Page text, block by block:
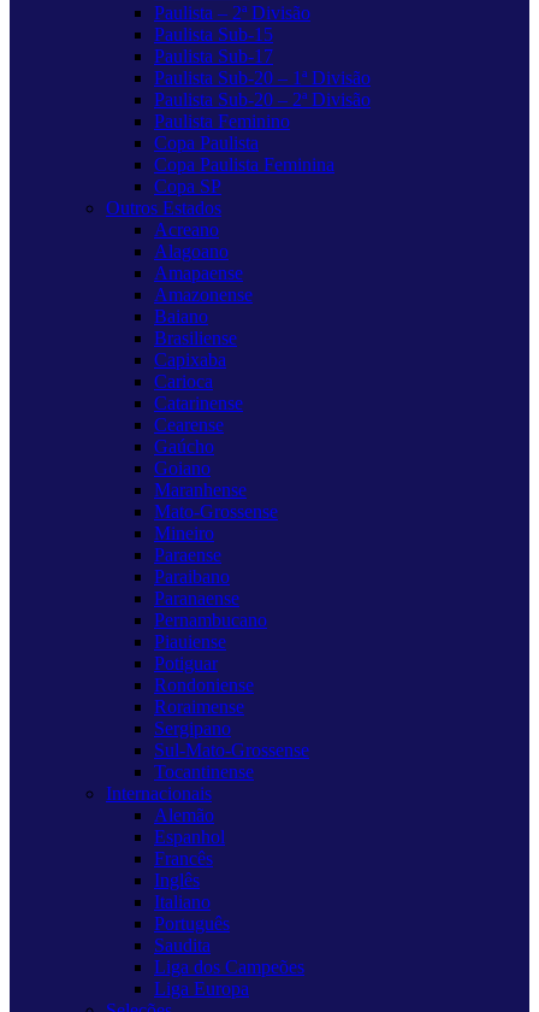
Paulista – 2ª Divisão
Paulista Sub-15
Paulista Sub-17
Paulista Sub-20 – 1ª Divisão
Paulista Sub-20 – 2ª Divisão
Paulista Feminino
Copa Paulista
Copa Paulista Feminina
Copa SP
Outros Estados
Acreano
Alagoano
Amapaense
Amazonense
Baiano
Brasiliense
Capixaba
Carioca
Catarinense
Cearense
Gaúcho
Goiano
Maranhense
Mato-Grossense
Mineiro
Paraense
Paraibano
Paranaense
Pernambucano
Piauiense
Potiguar
Rondoniense
Roraimense
Sergipano
Sul-Mato-Grossense
Tocantinense
Internacionais
Alemão
Espanhol
Francês
Inglês
Italiano
Português
Saudita
Liga dos Campeões
Liga Europa